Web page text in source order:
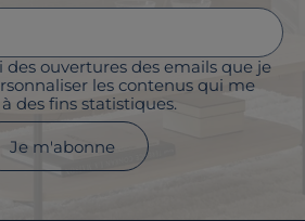
des ouvertures des emails que je
les contenus qui me
des fins statistiques.
Je m'abonne